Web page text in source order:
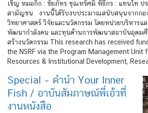
เชิญ หมอกิ๊ก : ชัยภัทร ชุณหรัศมิ์ พิธีกร : แทนไท ปร
สามัญชน งานนี้ได้รับงบประมาณสนับสนุนจากกอ
วิทยาศาสตร์ วิจัยและนวัตกรรม โดยหน่วยบริหารแ
พัฒนากำลังคน และทุนด้านการพัฒนาสถาบันอุดมศึ
สร้างนวัตกรรม This research has received
the NSRF via the Program Management Unit
Resources & Institutional Development,
Special – คำนำ Your Inner
Fish / อาบันสัมภาษณ์พี่เอ้วที่
งานหนังสือ